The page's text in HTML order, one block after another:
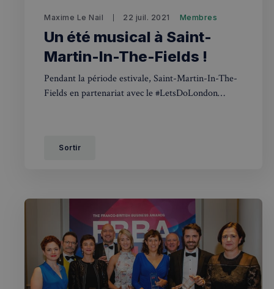
Maxime Le Nail 22 juil. 2021 Membres
Un été musical à Saint-
Martin-In-The-Fields !
Pendant la période estivale, Saint-Martin-In-The-
Fields en partenariat avec le #LetsDoLondon
Sortir
sp_t
Nom
OAID
Nom
VISITOR_INFO1_LIVE
Nom
3401-4174-94a9-
7d86413a71e5